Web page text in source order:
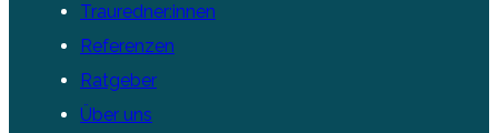
Trauredner:innen
Referenzen
Ratgeber
Über uns